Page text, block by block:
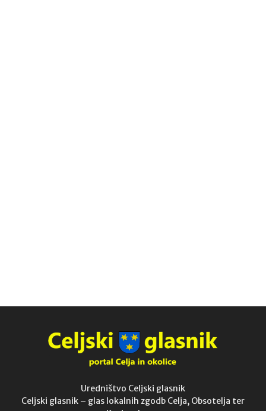
Uredništvo Celjski glasnik
Celjski glasnik – glas lokalnih zgodb Celja, Obsotelja ter